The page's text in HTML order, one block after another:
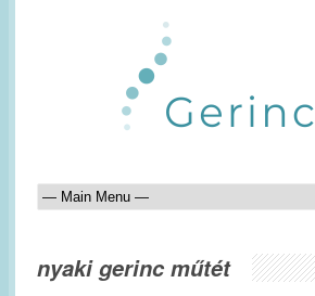
nyaki gerinc műtét